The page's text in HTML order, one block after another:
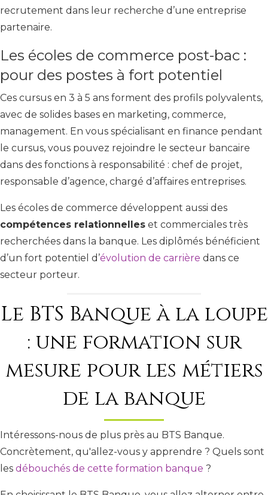
recrutement dans leur recherche d’une entreprise
partenaire.
Les écoles de commerce post-bac :
pour des postes à fort potentiel
Ces cursus en 3 à 5 ans forment des profils polyvalents,
avec de solides bases en marketing, commerce,
management. En vous spécialisant en finance pendant
le cursus, vous pouvez rejoindre le secteur bancaire
dans des fonctions à responsabilité : chef de projet,
responsable d’agence, chargé d’affaires entreprises.
Les écoles de commerce développent aussi des
compétences relationnelles et commerciales très
recherchées dans la banque. Les diplômés bénéficient
d’un fort potentiel d’évolution de carrière dans ce
secteur porteur.
Le BTS Banque à la loupe
: une formation sur
mesure pour les métiers
de la banque
Intéressons-nous de plus près au BTS Banque.
Concrètement, qu'allez-vous y apprendre ? Quels sont
les débouchés de cette formation banque ?